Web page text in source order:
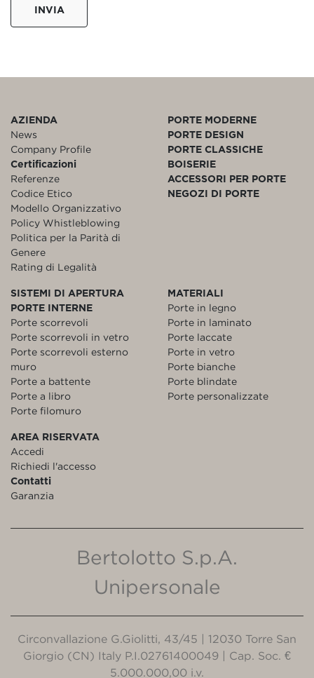
INVIA
AZIENDA
News
Company Profile
Certificazioni
Referenze
Codice Etico
Modello Organizzativo
Policy Whistleblowing
Politica per la Parità di
Genere
Rating di Legalità
PORTE MODERNE
PORTE DESIGN
PORTE CLASSICHE
BOISERIE
ACCESSORI PER PORTE
NEGOZI DI PORTE
SISTEMI DI APERTURA
PORTE INTERNE
Porte scorrevoli
Porte scorrevoli in vetro
Porte scorrevoli esterno
muro
Porte a battente
Porte a libro
Porte filomuro
MATERIALI
Porte in legno
Porte in laminato
Porte laccate
Porte in vetro
Porte bianche
Porte blindate
Porte personalizzate
AREA RISERVATA
Accedi
Richiedi l'accesso
Contatti
Garanzia
Bertolotto S.p.A.
Unipersonale
Circonvallazione G.Giolitti, 43/45 | 12030 Torre San
Giorgio (CN) Italy P.I.02761400049 | Cap. Soc. €
5.000.000,00 i.v.